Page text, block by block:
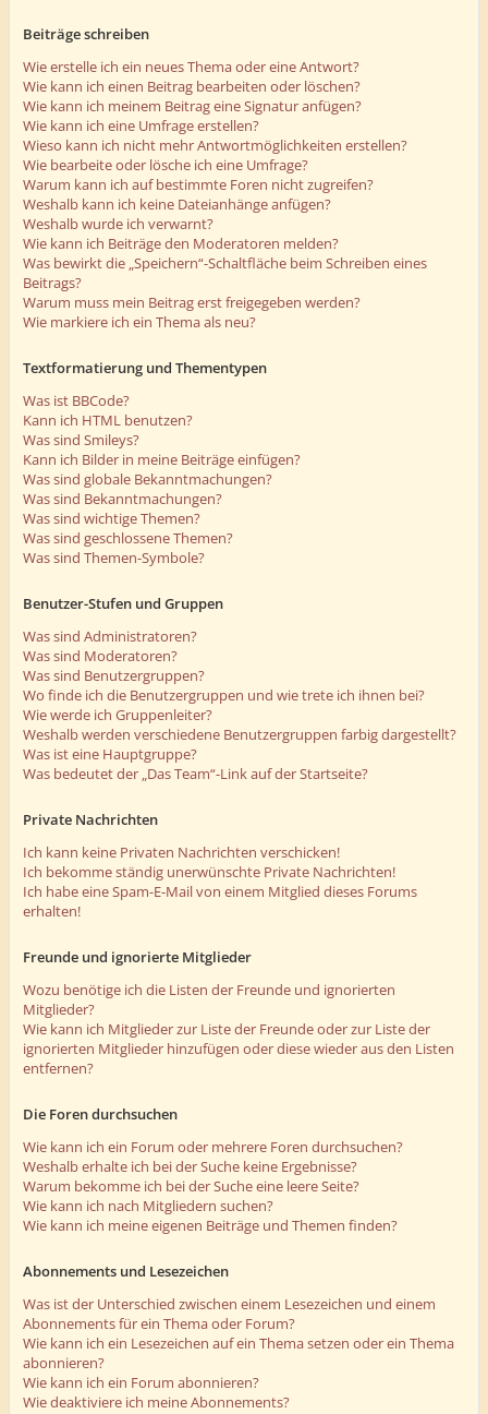
Beiträge schreiben
Wie erstelle ich ein neues Thema oder eine Antwort?
Wie kann ich einen Beitrag bearbeiten oder löschen?
Wie kann ich meinem Beitrag eine Signatur anfügen?
Wie kann ich eine Umfrage erstellen?
Wieso kann ich nicht mehr Antwortmöglichkeiten erstellen?
Wie bearbeite oder lösche ich eine Umfrage?
Warum kann ich auf bestimmte Foren nicht zugreifen?
Weshalb kann ich keine Dateianhänge anfügen?
Weshalb wurde ich verwarnt?
Wie kann ich Beiträge den Moderatoren melden?
Was bewirkt die „Speichern“-Schaltfläche beim Schreiben eines
Beitrags?
Warum muss mein Beitrag erst freigegeben werden?
Wie markiere ich ein Thema als neu?
Textformatierung und Thementypen
Was ist BBCode?
Kann ich HTML benutzen?
Was sind Smileys?
Kann ich Bilder in meine Beiträge einfügen?
Was sind globale Bekanntmachungen?
Was sind Bekanntmachungen?
Was sind wichtige Themen?
Was sind geschlossene Themen?
Was sind Themen-Symbole?
Benutzer-Stufen und Gruppen
Was sind Administratoren?
Was sind Moderatoren?
Was sind Benutzergruppen?
Wo finde ich die Benutzergruppen und wie trete ich ihnen bei?
Wie werde ich Gruppenleiter?
Weshalb werden verschiedene Benutzergruppen farbig dargestellt?
Was ist eine Hauptgruppe?
Was bedeutet der „Das Team“-Link auf der Startseite?
Private Nachrichten
Ich kann keine Privaten Nachrichten verschicken!
Ich bekomme ständig unerwünschte Private Nachrichten!
Ich habe eine Spam-E-Mail von einem Mitglied dieses Forums
erhalten!
Freunde und ignorierte Mitglieder
Wozu benötige ich die Listen der Freunde und ignorierten
Mitglieder?
Wie kann ich Mitglieder zur Liste der Freunde oder zur Liste der
ignorierten Mitglieder hinzufügen oder diese wieder aus den Listen
entfernen?
Die Foren durchsuchen
Wie kann ich ein Forum oder mehrere Foren durchsuchen?
Weshalb erhalte ich bei der Suche keine Ergebnisse?
Warum bekomme ich bei der Suche eine leere Seite?
Wie kann ich nach Mitgliedern suchen?
Wie kann ich meine eigenen Beiträge und Themen finden?
Abonnements und Lesezeichen
Was ist der Unterschied zwischen einem Lesezeichen und einem
Abonnements für ein Thema oder Forum?
Wie kann ich ein Lesezeichen auf ein Thema setzen oder ein Thema
abonnieren?
Wie kann ich ein Forum abonnieren?
Wie deaktiviere ich meine Abonnements?